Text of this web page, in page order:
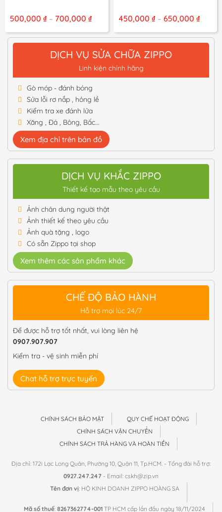
500,000 ₫ – 700,000 ₫Khoảng
từ
500,000 ₫
đến
700,000 ₫
450,000 ₫ – 650,000 ₫
từ
đến
DỊCH VỤ SỬA CHỮA ZIPPO
Linh kiện chính hãng
Gò móp - đánh bóng
Sửa lỗi rơ nắp , hỏng lề
Kiểm tra xe đánh lửa
Xăng , Đá , Bông, Bấc...
Xem địa chỉ trên bản đồ
DỊCH VỤ KHẮC ZIPPO
Thiết kế tạo mẫu theo yêu cầu
Ảnh chân dung người thật
Ảnh thiết kế theo yêu cầu
Ảnh quà tặng , logo
Có sẵn Zippo tại shop
Xem thêm các sản phẩm khác
CHẾ ĐỘ BẢO HÀNH
Hỗ trợ mọi lúc 24/7
Để được hỗ trợ tốt nhất, vui lòng liên hệ
0907.907.907
Kiểm tra - vệ sinh miễn phí
Chat hỗ trợ trực tuyến
CHÍNH SÁCH BẢO MẬT
QUY CHẾ HOẠT ĐỘNG
CHÍNH SÁCH VẬN CHUYỂN
CHÍNH SÁCH TRẢ HÀNG VÀ HOÀN TIỀN
Địa chỉ: 172i Lạc Long Quân, Phường 10, Quận 11, Tp.HCM. - Tổng đài hỗ trợ:
0927.247.247 - Email: cskh@zip.vn
Tên đơn vị: HỘ KINH DOANH ZIPPO HOÀNG SA
Mã số thuế:8267362774-001TP HCM cấp lần đầu ngày 18/11/2024